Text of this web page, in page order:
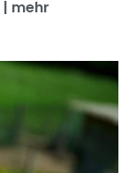
| mehr